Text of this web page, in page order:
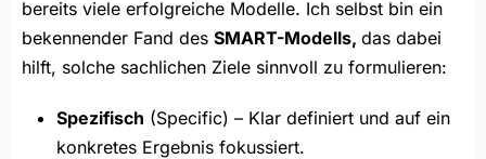
bereits viele erfolgreiche Modelle. Ich selbst bin ein
bekennender Fand des SMART-Modells, das dabei
hilft, solche sachlichen Ziele sinnvoll zu formulieren:
Spezifisch (Specific) – Klar definiert und auf ein
konkretes Ergebnis fokussiert.